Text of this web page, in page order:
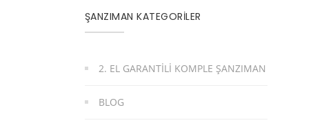
ŞANZIMAN KATEGORİLER
2. EL GARANTILI KOMPLE ŞANZIMAN
BLOG